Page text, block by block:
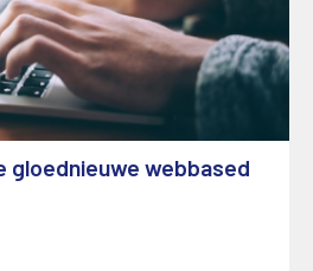
gloednieuwe webbased